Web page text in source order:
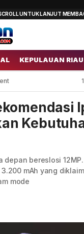
KEPULAUAN RIAU
depan bereslosi
mAh yang
mode